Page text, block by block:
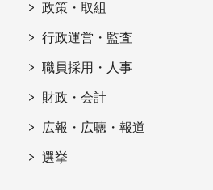
政策・取組
行政運営・監査
職員採用・人事
財政・会計
広報・広聴・報道
選挙